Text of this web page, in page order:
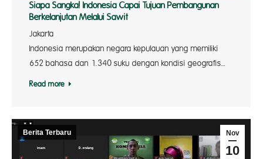
Siapa Sangka! Indonesia Capai Tujuan Pembangunan
Berkelanjutan Melalui Sawit
Indonesia merupakan negara kepulauan yang memiliki
652 bahasa dan 1.340 suku dengan kondisi geografis…
Read more
Nov
10
Berita Terbaru